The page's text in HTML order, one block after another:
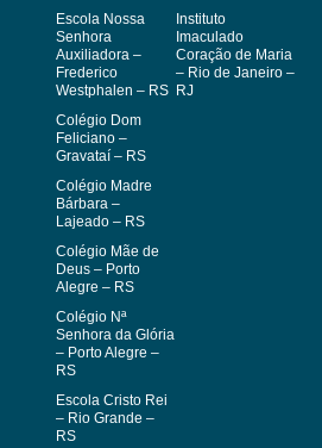
Escola Nossa
Senhora
Auxiliadora –
Frederico
Westphalen – RS
Colégio Dom
Feliciano –
Gravataí – RS
Colégio Madre
Bárbara –
Lajeado – RS
Colégio Mãe de
Deus – Porto
Alegre – RS
Colégio Nª
Senhora da Glória
– Porto Alegre –
RS
Escola Cristo Rei
– Rio Grande –
RS
Instituto
Imaculado
Coração de Maria
– Rio de Janeiro –
RJ